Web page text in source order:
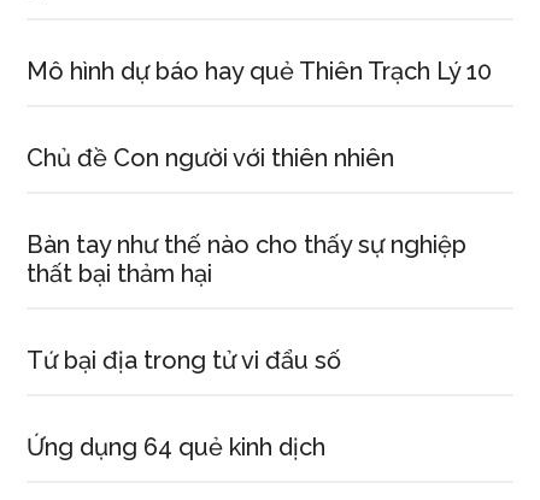
Mô hình dự báo hay quẻ Thiên Trạch Lý 10
Chủ đề Con người với thiên nhiên
Bàn tay như thế nào cho thấy sự nghiệp
thất bại thảm hại
Tứ bại địa trong tử vi đẩu số
Ứng dụng 64 quẻ kinh dịch